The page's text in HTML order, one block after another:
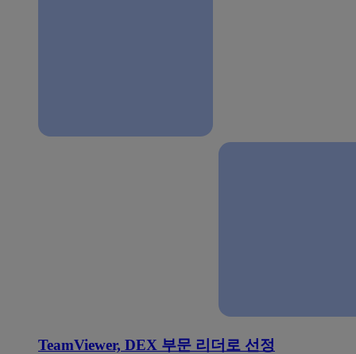
TeamViewer, DEX 부문 리더로 선정